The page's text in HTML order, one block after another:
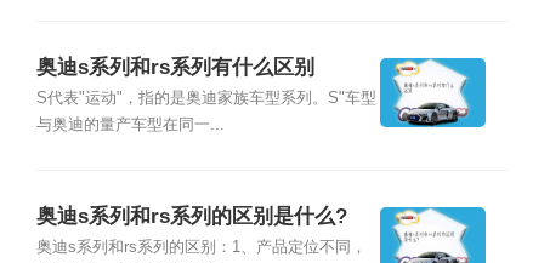
奥迪s系列和rs系列有什么区别
S代表"运动"，指的是奥迪家族车型系列。S"车型
与奥迪的量产车型在同一...
奥迪s系列和rs系列的区别是什么?
奥迪s系列和rs系列的区别：1、产品定位不同，